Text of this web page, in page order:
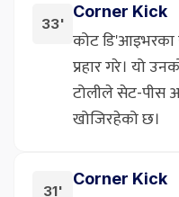
33'
Corner Kick
कोट डि'आइभरका
प्रहार गरे। यो
टोलीले सेट-पीस
खोजिरहेको छ।
31'
Corner Kick